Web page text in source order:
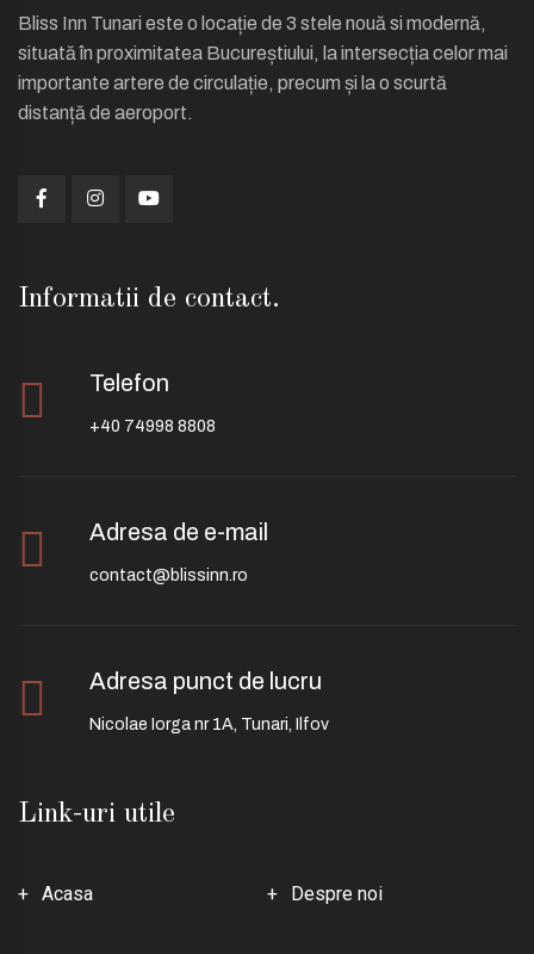
Bliss Inn Tunari este o locație de 3 stele nouă si modernă,
situată în proximitatea Bucureștiului, la intersecția celor mai
importante artere de circulație, precum și la o scurtă
distanță de aeroport.
Link-uri utile
Acasa Despre noi
Informatii de contact.
Telefon
+40 74998 8808
Adresa de e-mail
contact@blissinn.ro
Adresa punct de lucru
Nicolae Iorga nr 1A, Tunari, Ilfov